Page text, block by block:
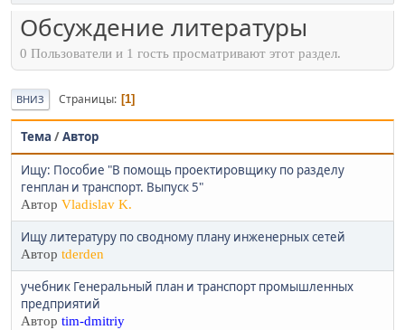
Обсуждение литературы
0 Пользователи и 1 гость просматривают этот раздел.
ВНИЗ Страницы 1
Тема /Автор
Ищу: Пособие "В помощь проектировщику по разделу
генплан и транспорт. Выпуск 5"
Автор Vladislav K.
Ищу литературу по сводному плану инженерных сетей
Автор tderden
учебник Генеральный план и транспорт промышленных
предприятий
Автор tim-dmitriy